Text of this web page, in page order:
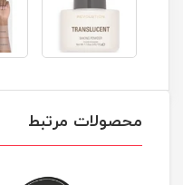
محصولات مرتبط